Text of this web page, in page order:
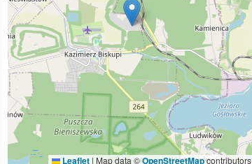
Leaflet | Map data ©OpenStreetMapcontributors